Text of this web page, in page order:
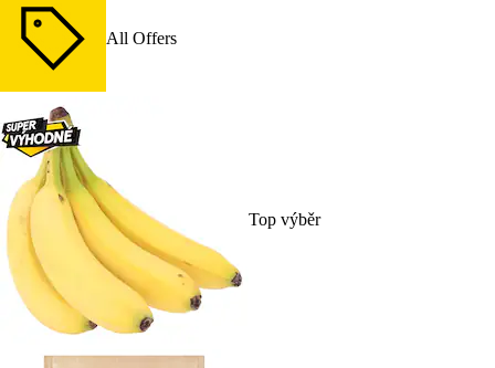
All Offers
Top výběr